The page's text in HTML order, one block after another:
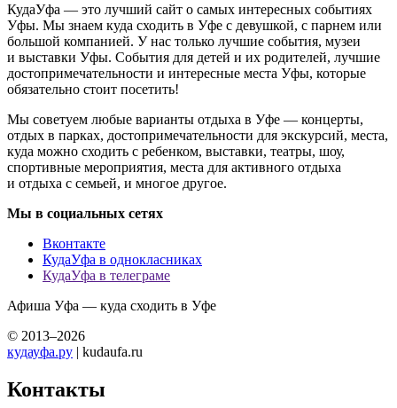
КудаУфа — это лучший сайт о самых интересных событиях
Уфы. Мы знаем куда сходить в Уфе с девушкой, с парнем или
большой компанией. У нас только лучшие события, музеи
и выставки Уфы. События для детей и их родителей, лучшие
достопримечательности и интересные места Уфы, которые
обязательно стоит посетить!
Мы советуем любые варианты отдыха в Уфе — концерты,
отдых в парках, достопримечательности для экскурсий, места,
куда можно сходить с ребенком, выставки, театры, шоу,
спортивные мероприятия, места для активного отдыха
и отдыха с семьей, и многое другое.
Мы в социальных сетях
Вконтакте
КудаУфа в однокласниках
КудаУфа в телеграме
Афиша Уфа — куда сходить в Уфе
© 2013–2026
кудауфа.ру | kudaufa.ru
Контакты